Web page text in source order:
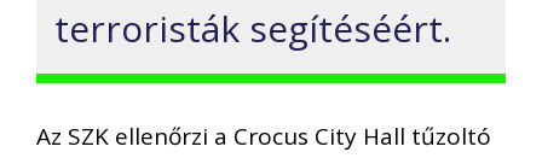
terroristák segítéséért.
Az SZK ellenőrzi a Crocus City Hall tűzoltó